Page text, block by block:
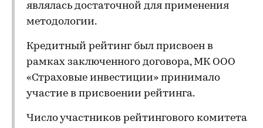
являлась достаточной для применения
методологии.
Кредитный рейтинг был присвоен в
рамках заключенного договора, МК ООО
«Страховые инвестиции» принимало
участие в присвоении рейтинга.
Число участников рейтингового комитета